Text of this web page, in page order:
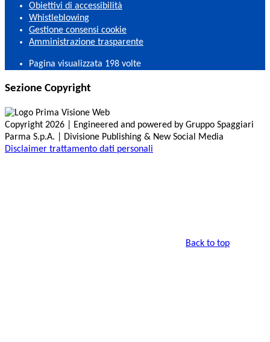
Obiettivi di accessibilità
Whistleblowing
Gestione consensi cookie
Amministrazione trasparente
Pagina visualizzata 198 volte
Sezione Copyright
Copyright 2026 | Engineered and powered by Gruppo Spaggiari
Parma S.p.A. | Divisione Publishing & New Social Media
Disclaimer trattamento dati personali
Back to top